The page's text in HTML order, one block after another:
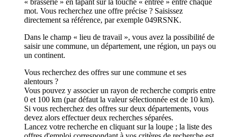
mot. Vous recherchez une offre précise ? Saisissez
directement sa référence, par exemple 049RSNK.
Dans le champ « lieu de travail », vous avez la possibilité de
saisir une commune, un département, une région, un pays ou
un continent.
Vous recherchez des offres sur une commune et ses
alentours ?
Vous pouvez y associer un rayon de recherche compris entre
0 et 100 km (par défaut la valeur sélectionnée est de 10 km).
Si vous recherchez des offres sur deux départements, vous
devez alors effectuer deux recherches séparées.
Lancez votre recherche en cliquant sur la loupe ; la liste des